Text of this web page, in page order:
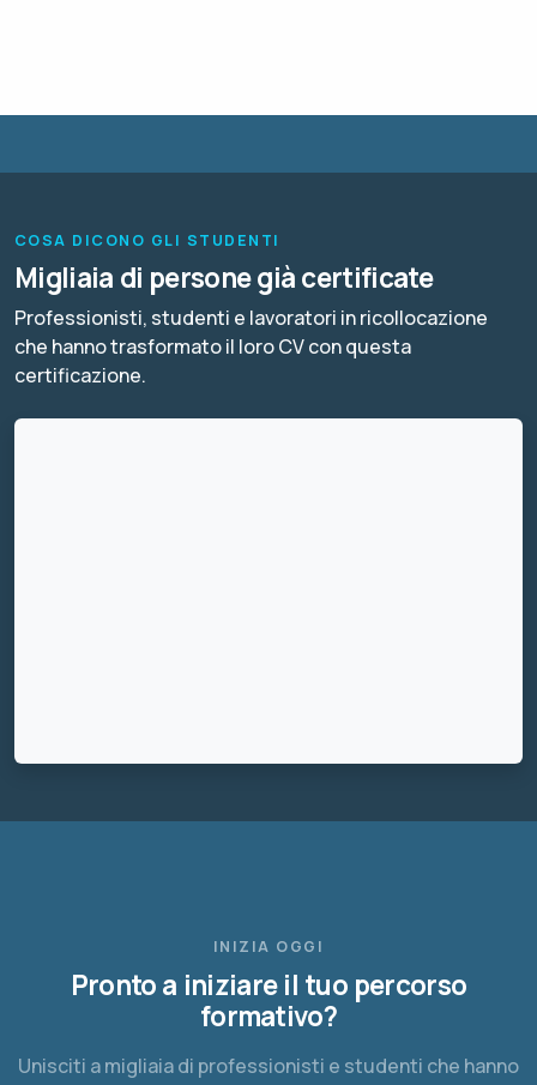
COSA DICONO GLI STUDENTI
Migliaia di persone già certificate
Professionisti, studenti e lavoratori in ricollocazione
che hanno trasformato il loro CV con questa
certificazione.
INIZIA OGGI
Pronto a iniziare il tuo percorso
formativo?
Unisciti a migliaia di professionisti e studenti che hanno